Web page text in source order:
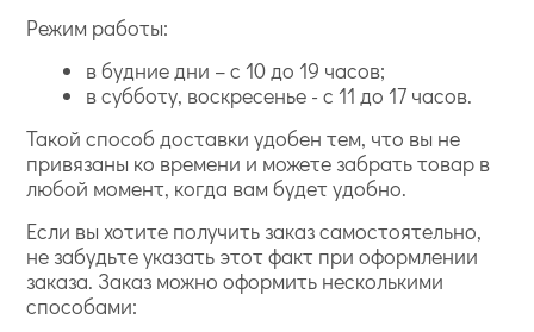
Режим работы:
в будние дни – с 10 до 19 часов;
в субботу, воскресенье - с 11 до 17 часов.
Такой способ доставки удобен тем, что вы не
привязаны ко времени и можете забрать товар в
любой момент, когда вам будет удобно.
Если вы хотите получить заказ самостоятельно,
не забудьте указать этот факт при оформлении
заказа. Заказ можно оформить несколькими
способами: